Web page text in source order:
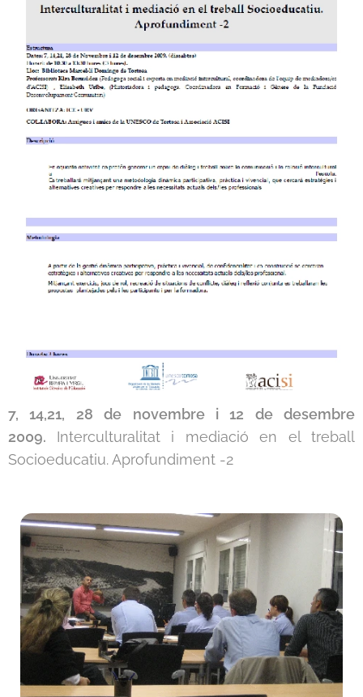
7, 14,21, 28 de novembre i 12 de desembre
2009. Interculturalitat i mediació en el treball
Socioeducatiu. Aprofundiment -2